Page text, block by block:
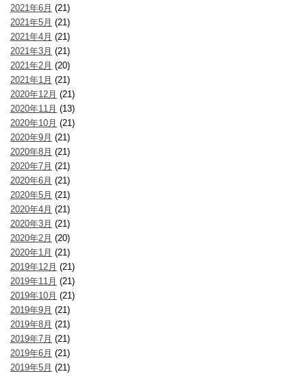
2021年6月 (21)
2021年5月 (21)
2021年4月 (21)
2021年3月 (21)
2021年2月 (20)
2021年1月 (21)
2020年12月 (21)
2020年11月 (13)
2020年10月 (21)
2020年9月 (21)
2020年8月 (21)
2020年7月 (21)
2020年6月 (21)
2020年5月 (21)
2020年4月 (21)
2020年3月 (21)
2020年2月 (20)
2020年1月 (21)
2019年12月 (21)
2019年11月 (21)
2019年10月 (21)
2019年9月 (21)
2019年8月 (21)
2019年7月 (21)
2019年6月 (21)
2019年5月 (21)